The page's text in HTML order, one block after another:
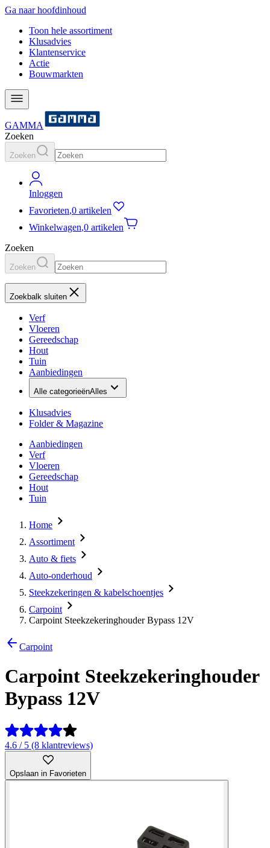
Ga naar hoofdinhoud
Toon hele assortiment
Klusadvies
Klantenservice
Actie
Bouwmarkten
GAMMA
Zoeken
Zoeken
Inloggen
Favorieten,0 artikelen
Winkelwagen,0 artikelen
Zoeken
Zoeken
Zoekbalk sluiten
Verf
Vloeren
Gereedschap
Hout
Tuin
Aanbiedingen
Alle categorieënAlles
Klusadvies
Folder & Magazine
Aanbiedingen
Verf
Vloeren
Gereedschap
Hout
Tuin
Home
Assortiment
Auto & fiets
Auto-onderhoud
Steekzekeringen & kabelschoentjes
Carpoint
Carpoint Steekzekeringhouder Bypass 12V
Carpoint
Carpoint Steekzekeringhouder
Bypass 12V
4.6 / 5 (8 klantreviews)
Opslaan in Favorieten